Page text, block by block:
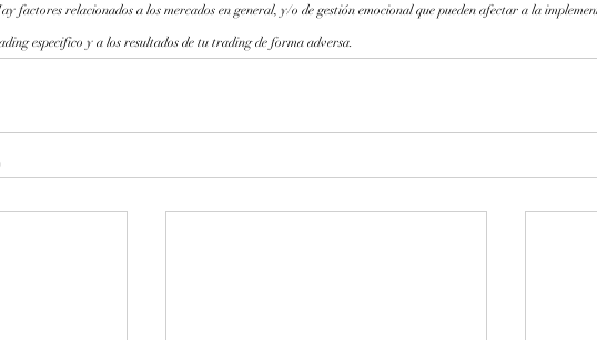
factores relacionados a los mercados en general, y/o de gestión emocional que pueden afectar a la
especifico y a los resultados de tu trading de forma adversa.